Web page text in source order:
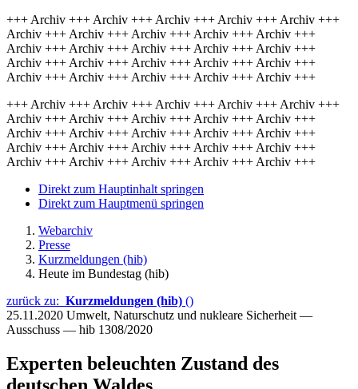
+++ Archiv +++ Archiv +++ Archiv +++ Archiv +++ Archiv +++
Archiv +++ Archiv +++ Archiv +++ Archiv +++ Archiv +++
Archiv +++ Archiv +++ Archiv +++ Archiv +++ Archiv +++
Archiv +++ Archiv +++ Archiv +++ Archiv +++ Archiv +++
Archiv +++ Archiv +++ Archiv +++ Archiv +++ Archiv +++
+++ Archiv +++ Archiv +++ Archiv +++ Archiv +++ Archiv +++
Archiv +++ Archiv +++ Archiv +++ Archiv +++ Archiv +++
Archiv +++ Archiv +++ Archiv +++ Archiv +++ Archiv +++
Archiv +++ Archiv +++ Archiv +++ Archiv +++ Archiv +++
Archiv +++ Archiv +++ Archiv +++ Archiv +++ Archiv +++
Direkt zum Hauptinhalt springen
Direkt zum Hauptmenü springen
Webarchiv
Presse
Kurzmeldungen (hib)
Heute im Bundestag (hib)
zurück zu: Kurzmeldungen (hib) ()
25.11.2020 Umwelt, Naturschutz und nukleare Sicherheit —
Ausschuss — hib 1308/2020
Experten beleuchten Zustand des